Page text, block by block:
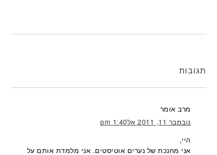
תגובות
מרב אומר
נובמבר 11, 2011 אל1:40 pm
היי,
אני מחנכת של נערים אוטיסטים. אני מלמדת אותם על